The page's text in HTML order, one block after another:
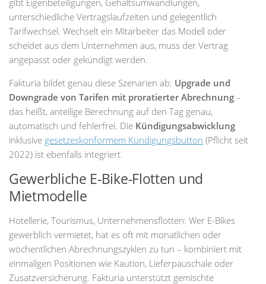
gibt Eigenbeteiligungen, Gehaltsumwandlungen,
unterschiedliche Vertragslaufzeiten und gelegentlich
Tarifwechsel. Wechselt ein Mitarbeiter das Modell oder
scheidet aus dem Unternehmen aus, muss der Vertrag
angepasst oder gekündigt werden.
Fakturia bildet genau diese Szenarien ab: Upgrade und
Downgrade von Tarifen mit proratierter Abrechnung –
das heißt, anteilige Berechnung auf den Tag genau,
automatisch und fehlerfrei. Die Kündigungsabwicklung
inklusive gesetzeskonformem Kündigungsbutton (Pflicht seit
2022) ist ebenfalls integriert.
Gewerbliche E-Bike-Flotten und
Mietmodelle
Hotellerie, Tourismus, Unternehmensflotten: Wer E-Bikes
gewerblich vermietet, hat es oft mit monatlichen oder
wöchentlichen Abrechnungszyklen zu tun – kombiniert mit
einmaligen Positionen wie Kaution, Lieferpauschale oder
Zusatzversicherung. Fakturia unterstützt gemischte